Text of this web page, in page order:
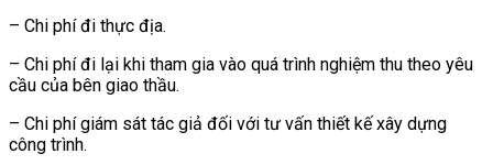
– Chi phí đi thực địa.
– Chi phí đi lại khi tham gia vào quá trình nghiệm thu theo yêu
cầu của bên giao thầu.
– Chi phí giám sát tác giả đối với tư vấn thiết kế xây dựng
công trình.